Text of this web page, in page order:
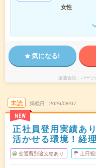
女性
気になる!
派遣会社 パー
未読
NEW
掲載日 2026/08/07
正社員登用実績あ
活かせる環境！経
交通費別途支給あり 土日